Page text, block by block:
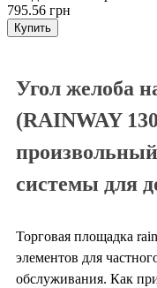
795.56 грн
Купить
Угол желоба
(RAINWAY
системы для
Торговая площадка
элементов для
обслуживания. Как